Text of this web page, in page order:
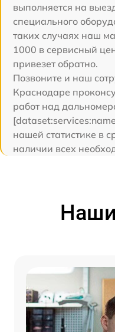
выполняется на
специального
таких случаях наш
1000 в сервисный
привезет обратно.
Позвоните и наш
Краснодаре
работ над
нашей статистике в
наличии всех